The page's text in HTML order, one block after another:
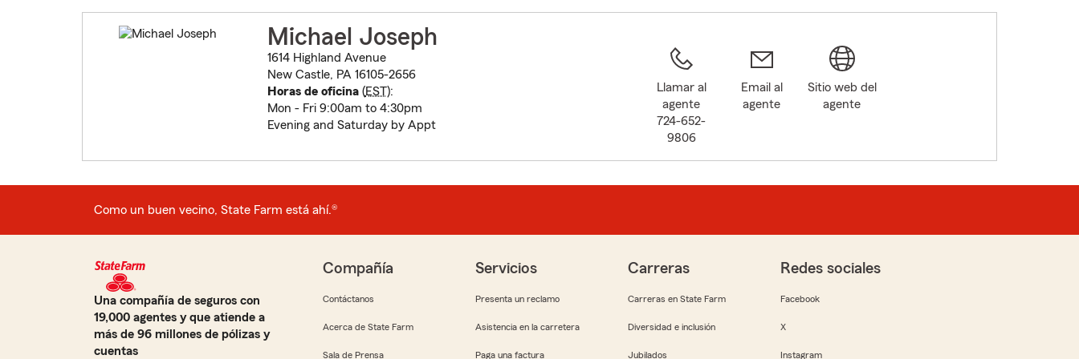
Michael Joseph
1614 Highland Avenue
New Castle, PA 16105-2656
Horas de oficina(EST):
Mon - Fri 9:00am to 4:30pm
Evening and Saturday by Appt
Llamar al
agente
724-652-
9806
Email al
agente
Sitio web del
agente
Como un buen vecino, State Farm está ahí.®
Una compañía de seguros con
19,000 agentes y que atiende a
más de 96 millones de pólizas y
cuentas
Compañía
Contáctanos
Acerca de State Farm
Sala de Prensa
Servicios
Presenta un reclamo
Asistencia en la carretera
Paga una factura
Carreras
Carreras en State Farm
Diversidad e inclusión
Jubilados
Redes sociales
Facebook
X
Instagram